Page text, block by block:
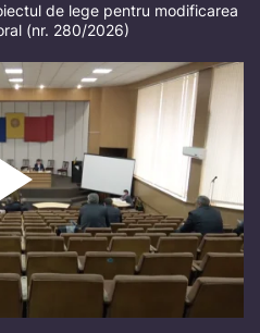
de lege pentru modificarea
(nr. 280/2026)